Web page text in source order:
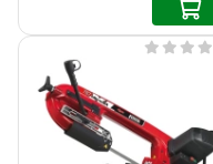
   